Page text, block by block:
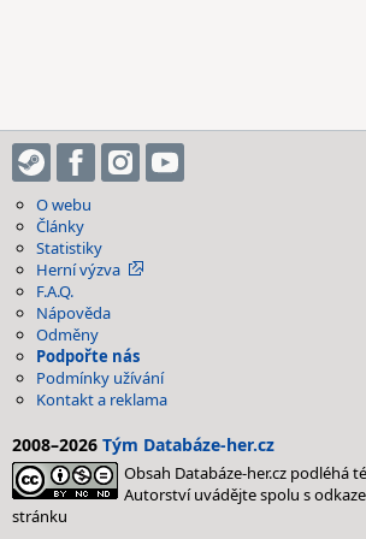
O webu
Články
Statistiky
Herní výzva
F.A.Q.
Nápověda
Odměny
Podpořte nás
Podmínky užívání
Kontakt a reklama
2008–2026 Tým Databáze-her.cz
Obsah Databáze-her.cz podléhá
Autorství uvádějte spolu s
stránku